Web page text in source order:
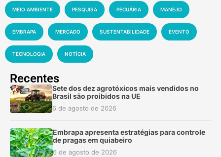
MEIO AMBIENTE PESQUISA PECUÁRIA MANEJO
EMBRAPA MERCADO SUSTENTABILIDADE EVENTO
TECNOLOGIA NOTÍCIA
Recentes
Sete dos dez agrotóxicos mais vendidos no
Brasil são proibidos na UE
6 de agosto de 2026
Embrapa apresenta estratégias para controle
de pragas em quiabeiro
6 de agosto de 2026